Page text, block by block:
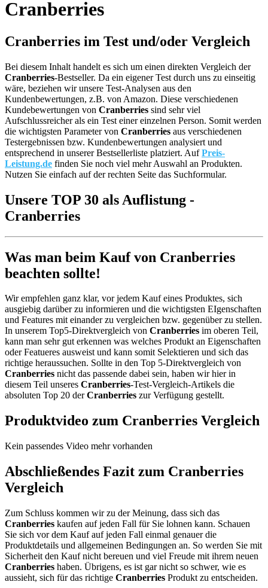
Cranberries
Cranberries im Test und/oder Vergleich
Bei diesem Inhalt handelt es sich um einen direkten Vergleich der
Cranberries-Bestseller. Da ein eigener Test durch uns zu einseitig
wäre, beziehen wir unsere Test-Analysen aus den
Kundenbewertungen, z.B. von Amazon. Diese verschiedenen
Kundebewertungen von Cranberries sind sehr viel
Aufschlussreicher als ein Test einer einzelnen Person. Somit werden
die wichtigsten Parameter von Cranberries aus verschiedenen
Testergebnissen bzw. Kundenbewertungen analysiert und
entsprechend in unserer Bestsellerliste platziert. AufPreis-
Leistung.de finden Sie noch viel mehr Auswahl an Produkten.
Nutzen Sie einfach auf der rechten Seite das Suchformular.
Unsere TOP 30 als Auflistung -
Cranberries
Was man beim Kauf von Cranberries
beachten sollte!
Wir empfehlen ganz klar, vor jedem Kauf eines Produktes, sich
ausgiebig darüber zu informieren und die wichtigsten EIgenschaften
und Features mit einander zu vergleichen bzw. gegenüber zu stellen.
In unserem Top5-Direktvergleich von Cranberries im oberen Teil,
kann man sehr gut erkennen was welches Produkt an Eigenschaften
oder Featueres ausweist und kann somit Selektieren und sich das
richtige heraussuchen. Sollte in den Top 5-Direktvergleich von
Cranberries nicht das passende dabei sein, haben wir hier in
diesem Teil unseres Cranberries-Test-Vergleich-Artikels die
absoluten Top 20 derCranberries zur Verfügung gestellt.
Produktvideo zum Cranberries Vergleich
Kein passendes Video mehr vorhanden
Abschließendes Fazit zum Cranberries
Vergleich
Zum Schluss kommen wir zu der Meinung, dass sich das
Cranberries kaufen auf jeden Fall für Sie lohnen kann. Schauen
Sie sich vor dem Kauf auf jeden Fall einmal genauer die
Produktdetails und allgemeinen Bedingungen an. So werden Sie mit
Sicherheit den Kauf nicht bereuen und viel Freude mit ihrem neuen
Cranberries haben. Übrigens, es ist gar nicht so schwer, wie es
aussieht, sich für das richtige Cranberries Produkt zu entscheiden.